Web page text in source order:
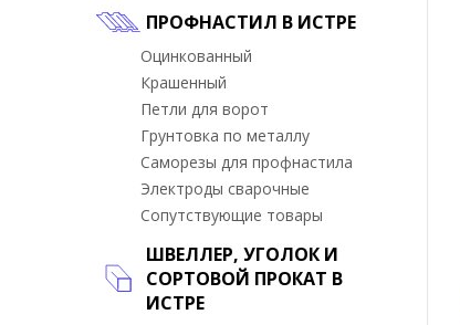
ПРОФНАСТИЛ В ИСТРЕ
Оцинкованный
Крашенный
Петли для ворот
Грунтовка по металлу
Саморезы для профнастила
Электроды сварочные
Сопутствующие товары
ШВЕЛЛЕР, УГОЛОК И
СОРТОВОЙ ПРОКАТ В
ИСТРЕ